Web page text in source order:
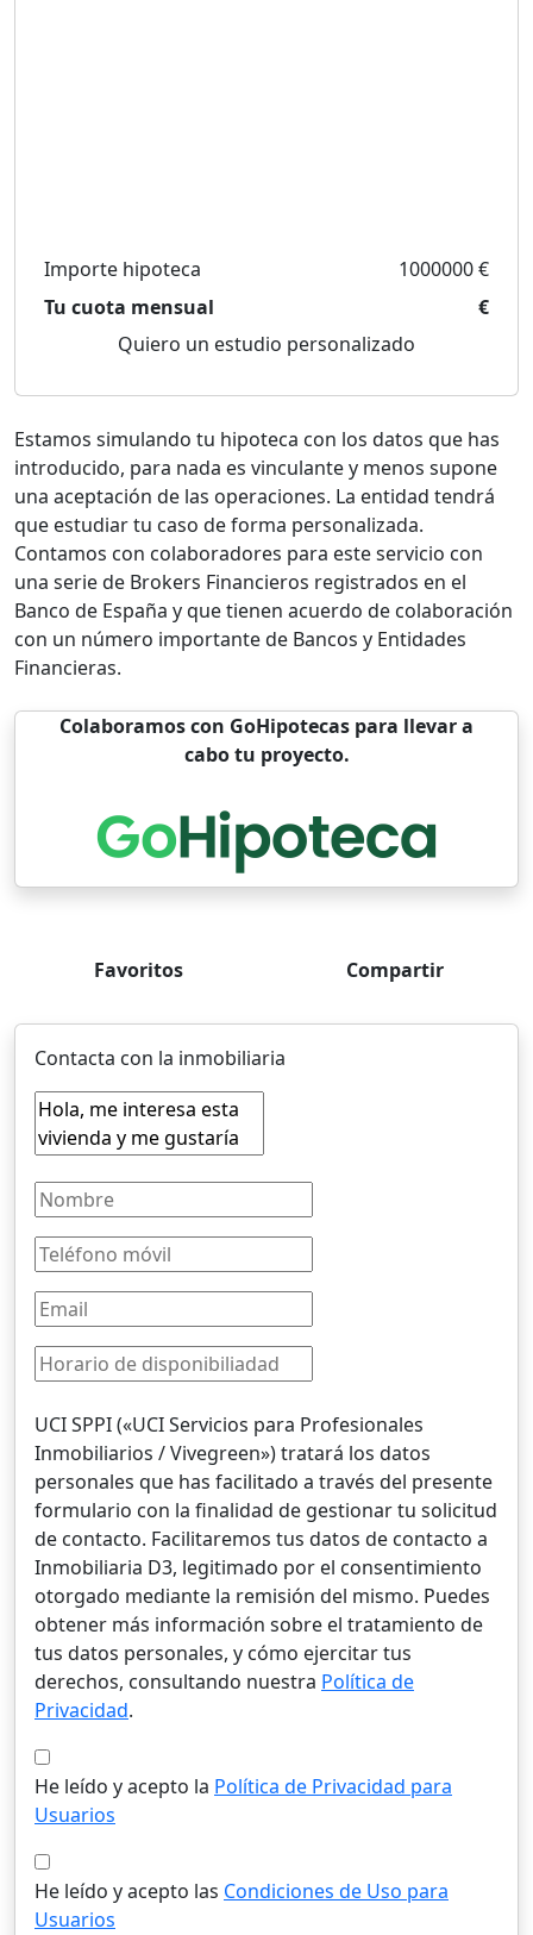
Importe hipoteca
1000000 €
Tu cuota mensual
€
Quiero un estudio personalizado
Estamos simulando tu hipoteca con los datos que has
introducido, para nada es vinculante y menos supone
una aceptación de las operaciones. La entidad tendrá
que estudiar tu caso de forma personalizada.
Contamos con colaboradores para este servicio con
una serie de Brokers Financieros registrados en el
Banco de España y que tienen acuerdo de colaboración
con un número importante de Bancos y Entidades
Financieras.
Colaboramos con GoHipotecas para llevar a
cabo tu proyecto.
Favoritos Compartir
Contacta con la inmobiliaria
UCI SPPI («UCI Servicios para Profesionales
Inmobiliarios / Vivegreen») tratará los datos
personales que has facilitado a través del presente
formulario con la finalidad de gestionar tu solicitud
de contacto. Facilitaremos tus datos de contacto a
Inmobiliaria D3, legitimado por el consentimiento
otorgado mediante la remisión del mismo. Puedes
obtener más información sobre el tratamiento de
tus datos personales, y cómo ejercitar tus
derechos, consultando nuestra Política de
Privacidad.
He leído y acepto la Política de Privacidad para
Usuarios
He leído y acepto las Condiciones de Uso para
Usuarios